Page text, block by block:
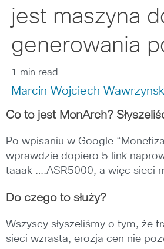
jest maszyna
generowania
1 min read
Marcin Wojciech
Co to jest MonArch?
Po wpisaniu w Google
wprawdzie dopiero 5 link
taaak ….ASR5000, a więc sieci
Do czego to służy?
Wszyscy słyszeliśmy o tym, że
sieci wzrasta, erozja cen nie